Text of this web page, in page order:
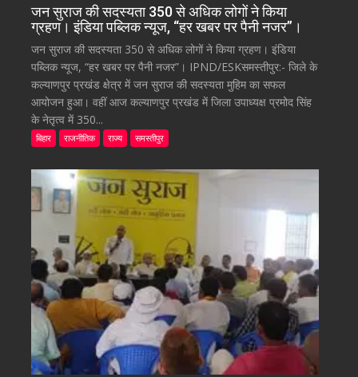
जन सुराज की सदस्यता 350 से अधिक लोगों ने किया
ग्रहण। इंडिया पब्लिक न्यूज, “हर खबर पर पैनी नजर”।
जन सुराज की सदस्यता 350 से अधिक लोगों ने किया ग्रहण। इंडिया
पब्लिक न्यूज, “हर खबर पर पैनी नजर”। IPND/ESKसमस्तीपुर:- जिले के
कल्याणपुर प्रखंड क्षेत्र में जन सुराज की सदस्यता मुहिम का सफल
आयोजन हुआ। वहीं आज कल्याणपुर प्रखंड में जिला उपाध्यक्ष प्रमोद सिंह
के नेतृत्व में 350...
बिहार राजनीतिक राज्य समस्तीपुर